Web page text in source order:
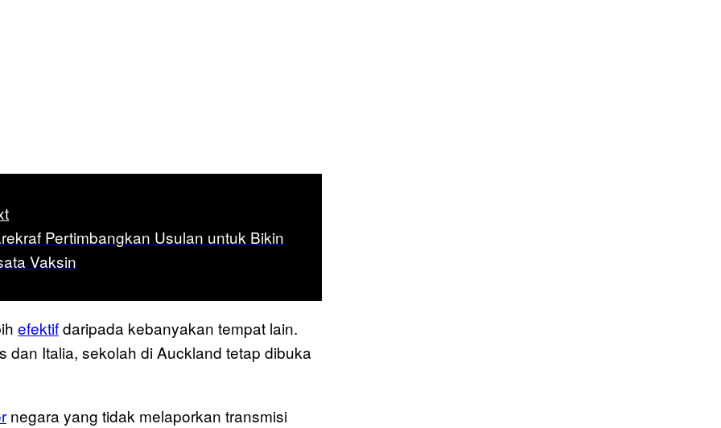
Pertimbangkan Usulan untuk Bikin
Vaksin
efektifdaripada kebanyakan tempat lain.
dan Italia, sekolah di Auckland tetap dibuka
negara yang tidak melaporkan transmisi